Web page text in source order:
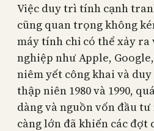
Việc duy trì tính cạnh
cũng quan trọng không
máy tính chỉ có thể xảy ra
nghiệp như Apple,
niêm yết công khai và
thập niên 1980 và 1990,
dàng và nguồn vốn đầu
càng lớn đã khiến các đợt